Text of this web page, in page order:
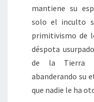
mantiene su
solo el inculto
primitivismo de
déspota
de la Tierra
abanderando su
que nadie le ha